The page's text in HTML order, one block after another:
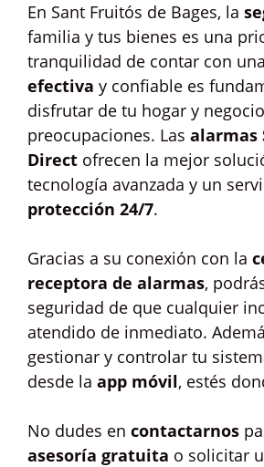
En Sant Fruitós de Bages, la
familia y tus bienes es una
tranquilidad de contar con una
efectiva y confiable es
disfrutar de tu hogar y
preocupaciones. Las alarmas
Direct ofrecen la mejor
tecnología avanzada y un
protección 24/7.
Gracias a su conexión con la
receptora de alarmas,
seguridad de que cualquier
atendido de inmediato.
gestionar y controlar tu
desde la app móvil, estés
No dudes en contactarnos
asesoría gratuita o solicitar